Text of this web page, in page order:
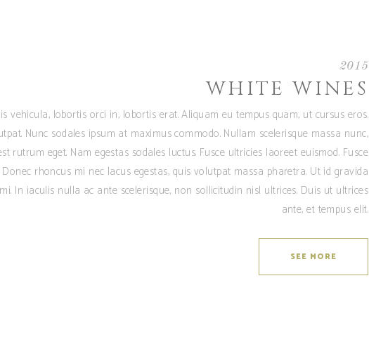
2015
WHITE WINES
vehicula, lobortis orci in, lobortis erat. Aliquam eu tempus quam, ut cursus eros.
Nunc sodales ipsum at maximus commodo. Nullam scelerisque massa nunc,
rutrum eget. Nam egestas sodales luctus. Fusce ultricies laoreet euismod. Fusce
rhoncus mi nec lacus egestas, quis volutpat massa pharetra. Ut id gravida
In iaculis nulla ac ante scelerisque, non sollicitudin nisl ultrices. Duis ut ultrices
ante, et tempus elit.
SEE MORE